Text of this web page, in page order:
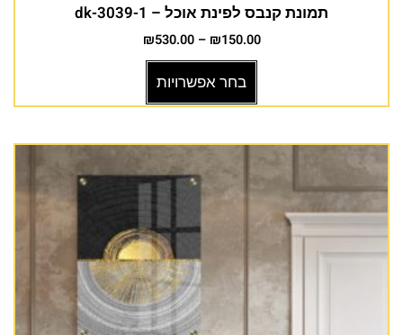
תמונת קנבס לפינת אוכל – dk-3039-1
₪150.00
–
₪530.00
בחר אפשרויות